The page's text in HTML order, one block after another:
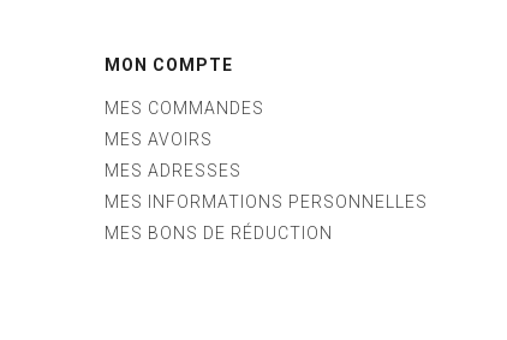
MON COMPTE
MES COMMANDES
MES AVOIRS
MES ADRESSES
MES INFORMATIONS PERSONNELLES
MES BONS DE RÉDUCTION